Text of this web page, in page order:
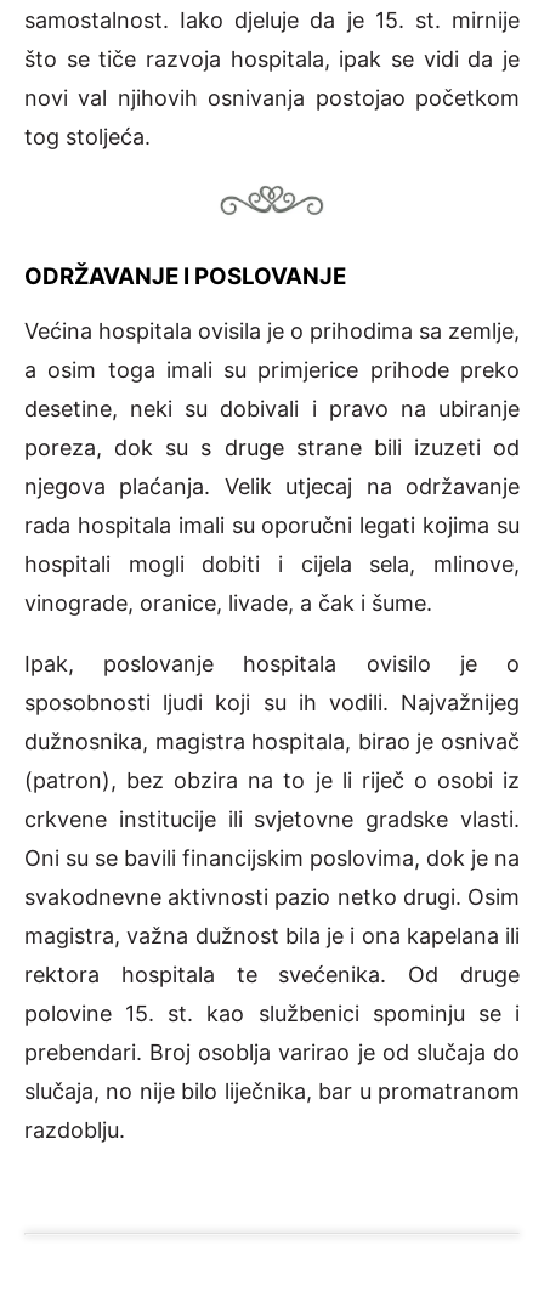
samostalnost. Iako djeluje da je 15. st. mirnije
što se tiče razvoja hospitala, ipak se vidi da je
novi val njihovih osnivanja postojao početkom
tog stoljeća.
ODRŽAVANJE I POSLOVANJE
Većina hospitala ovisila je o prihodima sa zemlje,
a osim toga imali su primjerice prihode preko
desetine, neki su dobivali i pravo na ubiranje
poreza, dok su s druge strane bili izuzeti od
njegova plaćanja. Velik utjecaj na održavanje
rada hospitala imali su oporučni legati kojima su
hospitali mogli dobiti i cijela sela, mlinove,
vinograde, oranice, livade, a čak i šume.
Ipak, poslovanje hospitala ovisilo je o
sposobnosti ljudi koji su ih vodili. Najvažnijeg
dužnosnika, magistra hospitala, birao je osnivač
(patron), bez obzira na to je li riječ o osobi iz
crkvene institucije ili svjetovne gradske vlasti.
Oni su se bavili financijskim poslovima, dok je na
svakodnevne aktivnosti pazio netko drugi. Osim
magistra, važna dužnost bila je i ona kapelana ili
rektora hospitala te svećenika. Od druge
polovine 15. st. kao službenici spominju se i
prebendari. Broj osoblja varirao je od slučaja do
slučaja, no nije bilo liječnika, bar u promatranom
razdoblju.